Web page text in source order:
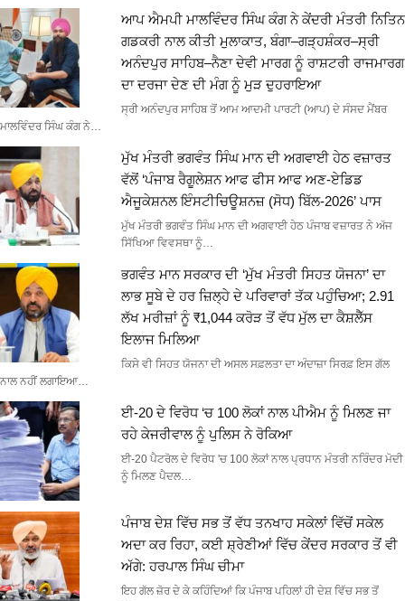
ਆਪ ਐਮਪੀ ਮਾਲਵਿੰਦਰ ਸਿੰਘ ਕੰਗ ਨੇ ਕੇਂਦਰੀ ਮੰਤਰੀ ਨਿਤਿਨ
ਗਡਕਰੀ ਨਾਲ ਕੀਤੀ ਮੁਲਾਕਾਤ, ਬੰਗਾ–ਗੜ੍ਹਸ਼ੰਕਰ–ਸ੍ਰੀ
ਅਨੰਦਪੁਰ ਸਾਹਿਬ–ਨੈਣਾ ਦੇਵੀ ਮਾਰਗ ਨੂੰ ਰਾਸ਼ਟਰੀ ਰਾਜਮਾਰਗ
ਦਾ ਦਰਜਾ ਦੇਣ ਦੀ ਮੰਗ ਨੂੰ ਮੁੜ ਦੁਹਰਾਇਆ
ਸ੍ਰੀ ਅਨੰਦਪੁਰ ਸਾਹਿਬ ਤੋਂ ਆਮ ਆਦਮੀ ਪਾਰਟੀ (ਆਪ) ਦੇ ਸੰਸਦ ਮੈਂਬਰ
ਮਾਲਵਿੰਦਰ ਸਿੰਘ ਕੰਗ ਨੇ…
ਮੁੱਖ ਮੰਤਰੀ ਭਗਵੰਤ ਸਿੰਘ ਮਾਨ ਦੀ ਅਗਵਾਈ ਹੇਠ ਵਜ਼ਾਰਤ
ਵੱਲੋਂ ‘ਪੰਜਾਬ ਰੈਗੂਲੇਸ਼ਨ ਆਫ ਫੀਸ ਆਫ ਅਣ-ਏਡਿਡ
ਐਜੂਕੇਸ਼ਨਲ ਇੰਸਟੀਚਿਊਸ਼ਨਜ਼ (ਸੋਧ) ਬਿੱਲ-2026’ ਪਾਸ
ਮੁੱਖ ਮੰਤਰੀ ਭਗਵੰਤ ਸਿੰਘ ਮਾਨ ਦੀ ਅਗਵਾਈ ਹੇਠ ਪੰਜਾਬ ਵਜ਼ਾਰਤ ਨੇ ਅੱਜ
ਸਿੱਖਿਆ ਵਿਵਸਥਾ ਨੂੰ…
ਭਗਵੰਤ ਮਾਨ ਸਰਕਾਰ ਦੀ ‘ਮੁੱਖ ਮੰਤਰੀ ਸਿਹਤ ਯੋਜਨਾ’ ਦਾ
ਲਾਭ ਸੂਬੇ ਦੇ ਹਰ ਜ਼ਿਲ੍ਹੇ ਦੇ ਪਰਿਵਾਰਾਂ ਤੱਕ ਪਹੁੰਚਿਆ; 2.91
ਲੱਖ ਮਰੀਜ਼ਾਂ ਨੂੰ ₹1,044 ਕਰੋੜ ਤੋਂ ਵੱਧ ਮੁੱਲ ਦਾ ਕੈਸ਼ਲੈੱਸ
ਇਲਾਜ ਮਿਲਿਆ
ਕਿਸੇ ਵੀ ਸਿਹਤ ਯੋਜਨਾ ਦੀ ਅਸਲ ਸਫ਼ਲਤਾ ਦਾ ਅੰਦਾਜ਼ਾ ਸਿਰਫ਼ ਇਸ ਗੱਲ
ਨਾਲ ਨਹੀਂ ਲਗਾਇਆ…
ਈ-20 ਦੇ ਵਿਰੋਧ ‘ਚ 100 ਲੋਕਾਂ ਨਾਲ ਪੀਐਮ ਨੂੰ ਮਿਲਣ ਜਾ
ਰਹੇ ਕੇਜਰੀਵਾਲ ਨੂੰ ਪੁਲਿਸ ਨੇ ਰੋਕਿਆ
ਈ-20 ਪੈਟਰੋਲ ਦੇ ਵਿਰੋਧ 'ਚ 100 ਲੋਕਾਂ ਨਾਲ ਪ੍ਰਧਾਨ ਮੰਤਰੀ ਨਰਿੰਦਰ ਮੋਦੀ
ਨੂੰ ਮਿਲਣ ਪੈਦਲ…
ਪੰਜਾਬ ਦੇਸ਼ ਵਿੱਚ ਸਭ ਤੋਂ ਵੱਧ ਤਨਖਾਹ ਸਕੇਲਾਂ ਵਿੱਚੋਂ ਸਕੇਲ
ਅਦਾ ਕਰ ਰਿਹਾ, ਕਈ ਸ਼੍ਰੇਣੀਆਂ ਵਿੱਚ ਕੇਂਦਰ ਸਰਕਾਰ ਤੋਂ ਵੀ
ਅੱਗੇ: ਹਰਪਾਲ ਸਿੰਘ ਚੀਮਾ
ਇਹ ਗੱਲ ਜ਼ੋਰ ਦੇ ਕੇ ਕਹਿੰਦਿਆਂ ਕਿ ਪੰਜਾਬ ਪਹਿਲਾਂ ਹੀ ਦੇਸ਼ ਵਿੱਚ ਸਭ ਤੋਂ